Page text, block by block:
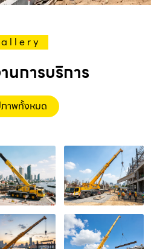
นการบริการ
าพทั้งหมด